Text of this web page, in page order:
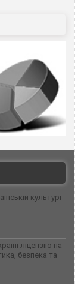
культурі
ліцензію на
безпека та